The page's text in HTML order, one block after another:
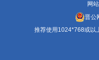
网
晋公
推荐使用1024*768或以